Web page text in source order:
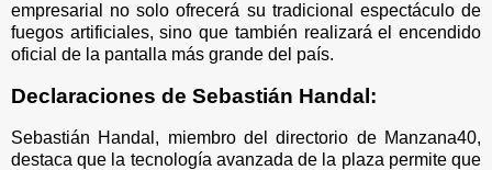
empresarial no solo ofrecerá su tradicional espectáculo de
fuegos artificiales, sino que también realizará el encendido
oficial de la pantalla más grande del país.
Declaraciones de Sebastián Handal:
Sebastián Handal, miembro del directorio de Manzana40,
destaca que la tecnología avanzada de la plaza permite que